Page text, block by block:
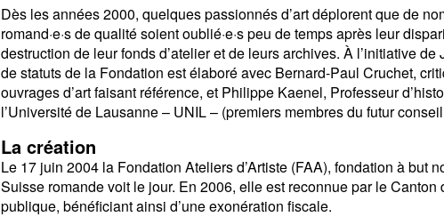
Dès les années 2000, quelques passionnés d’art déplorent que de
romand·e·s de qualité soient oublié·e·s peu de temps après leur
destruction de leur fonds d’atelier et de leurs archives. À l’initiative
de statuts de la Fondation est élaboré avec Bernard-Paul Cruchet,
ouvrages d’art faisant référence, et Philippe Kaenel, Professeur
l’Université de Lausanne – UNIL – (premiers membres du futur
La création
Le 17 juin 2004 la Fondation Ateliers d’Artiste (FAA), fondation à but
Suisse romande voit le jour. En 2006, elle est reconnue par le Canton
publique, bénéficiant ainsi d’une exonération fiscale.